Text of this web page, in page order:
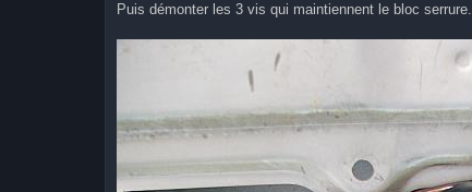
Puis démonter les 3 vis qui maintiennent le bloc serrure.